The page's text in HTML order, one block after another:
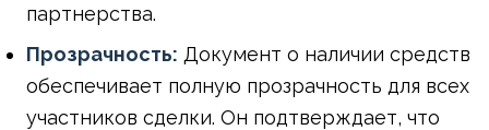
партнерства.
Прозрачность: Документ о наличии средств
обеспечивает полную прозрачность для всех
участников сделки. Он подтверждает, что